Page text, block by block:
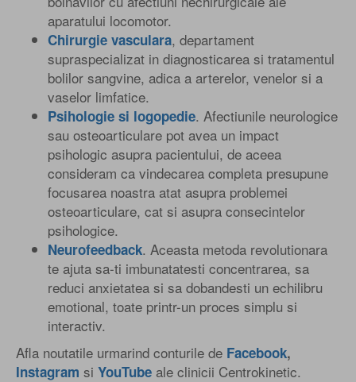
DR. ADINA MATEI
Medic Specialist in recuperare medicala
aparatului locomotor.
Chirurgie vasculara, departament
supraspecializat in diagnosticarea si tratamentul
bolilor sangvine, adica a arterelor, venelor si a
vaselor limfatice.
Psihologie si logopedie. Afectiunile neurologice
sau osteoarticulare pot avea un impact
psihologic asupra pacientului, de aceea
consideram ca vindecarea completa presupune
focusarea noastra atat asupra problemei
osteoarticulare, cat si asupra consecintelor
psihologice.
Neurofeedback. Aceasta metoda revolutionara
te ajuta sa-ti imbunatatesti concentrarea, sa
reduci anxietatea si sa dobandesti un echilibru
emotional, toate printr-un proces simplu si
interactiv.
Afla noutatile urmarind conturile de Facebook,
Instagram si YouTube ale clinicii Centrokinetic.